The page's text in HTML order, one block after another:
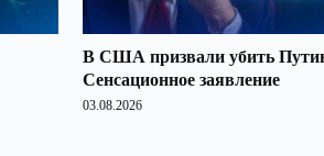
В США призвали убить
Сенсационное заявление
03.08.2026